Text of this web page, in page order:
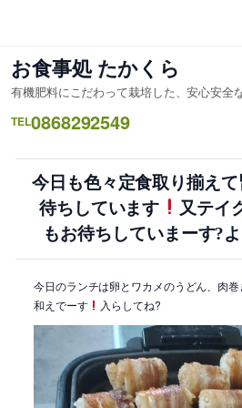
ス
キ
ッ
お食事処 たかくら
有機肥料にこだわって栽培した、安心安全
TEL0868292549
今日も色々定食取り揃え
待ちしています
又テイ
もお待ちしていまーす?
今日のランチは卵とワカメのうどん、肉
和えでーす
入らしてね?